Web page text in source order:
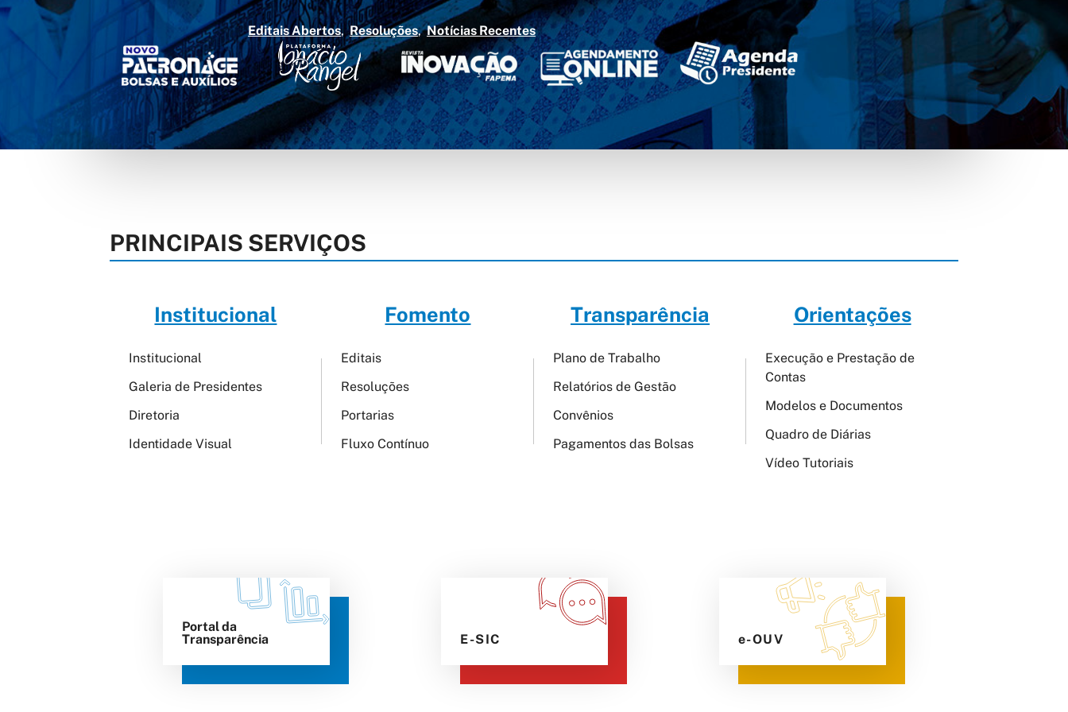
Editais Abertos Resoluções Notícias Recentes
PRINCIPAIS SERVIÇOS
Institucional
Institucional
Galeria de Presidentes
Diretoria
Identidade Visual
Fomento
Editais
Resoluções
Portarias
Fluxo Contínuo
Transparência
Plano de Trabalho
Relatórios de Gestão
Convênios
Pagamentos das Bolsas
Orientações
Execução e Prestação de
Contas
Modelos e Documentos
Quadro de Diárias
Vídeo Tutoriais
Portal da
Transparência
E-SIC e-OUV